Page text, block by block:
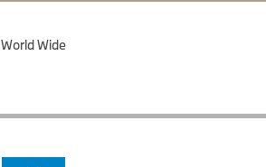
World Wide